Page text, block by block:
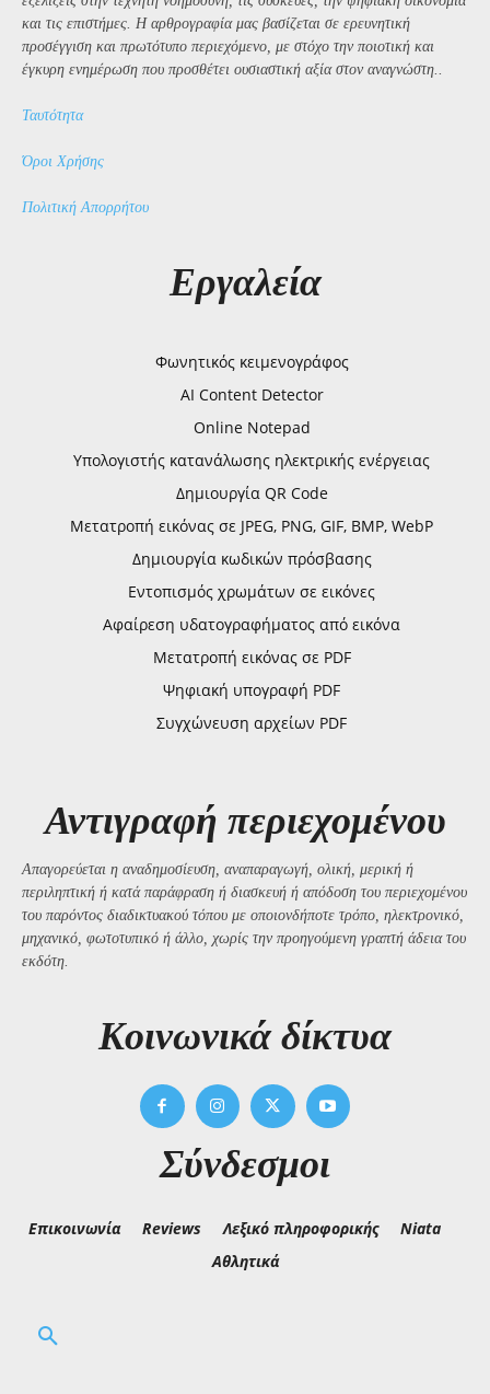
και τις επιστήμες. Η αρθρογραφία μας βασίζεται σε ερευνητική
προσέγγιση και πρωτότυπο περιεχόμενο, με στόχο την ποιοτική και
έγκυρη ενημέρωση που προσθέτει ουσιαστική αξία στον αναγνώστη..
Ταυτότητα
Όροι Χρήσης
Πολιτική Απορρήτου
Εργαλεία
Φωνητικός κειμενογράφος
AI Content Detector
Online Notepad
Υπολογιστής κατανάλωσης ηλεκτρικής ενέργειας
Δημιουργία QR Code
Μετατροπή εικόνας σε JPEG, PNG, GIF, BMP, WebP
Δημιουργία κωδικών πρόσβασης
Εντοπισμός χρωμάτων σε εικόνες
Αφαίρεση υδατογραφήματος από εικόνα
Μετατροπή εικόνας σε PDF
Ψηφιακή υπογραφή PDF
Συγχώνευση αρχείων PDF
Αντιγραφή περιεχομένου
Απαγορεύεται η αναδημοσίευση, αναπαραγωγή, ολική, μερική ή
περιληπτική ή κατά παράφραση ή διασκευή ή απόδοση του περιεχομένου
του παρόντος διαδικτυακού τόπου με οποιονδήποτε τρόπο, ηλεκτρονικό,
μηχανικό, φωτοτυπικό ή άλλο, χωρίς την προηγούμενη γραπτή άδεια του
εκδότη.
Kοινωνικά δίκτυα
Σύνδεσμοι
Επικοινωνία Reviews Λεξικό πληροφορικής
Niata
Αθλητικά